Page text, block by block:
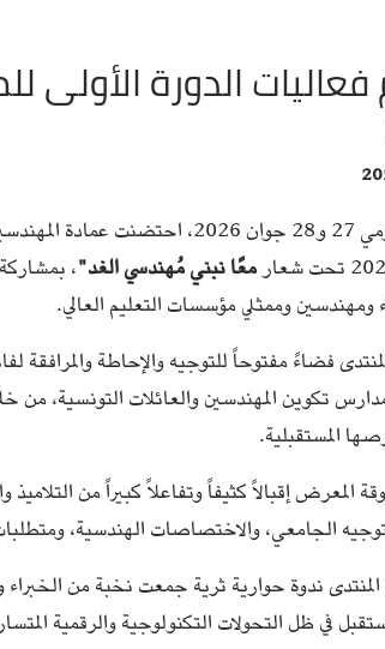
فعاليات الدورة
على مدى يومي 27 و28 جوان 2026،
معًا نبني مُهندسي الغد"،
وممثلي مؤسسات التعليم العالي.
فضاءً مفتوحاً للتوجيه والإحاطة والمرافقة
تكوين المهندسين والعائلات التونسية، من
المستقبلية.
المعرض إقبالاً كثيفاً وتفاعلاً كبيراً من
الجامعي، والاختصاصات الهندسية،
ندوة حوارية ثرية جمعت نخبة من الخبراء
في ظل التحولات التكنولوجية والرقمية